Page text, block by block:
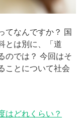
てなんですか？ 国
とは別に、「道
のでは？ 今回はそ
ことについて社会
はどれくらい？